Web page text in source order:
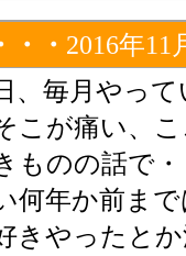
・・ 2016年11
、毎月やっ
こが痛い、
ものの話で
何年か前ま
きやったと